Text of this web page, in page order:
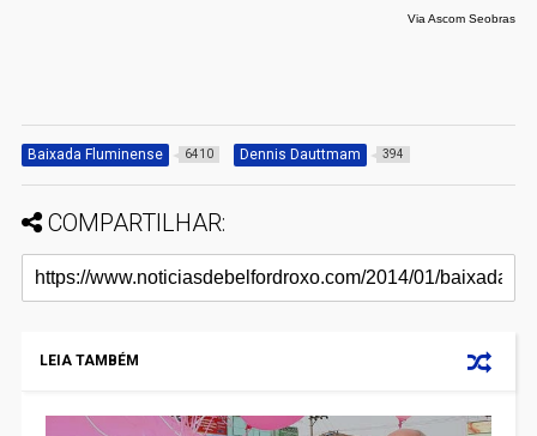
Via Ascom Seobras
Baixada Fluminense 6410 Dennis Dauttmam 394
COMPARTILHAR:
LEIA TAMBÉM